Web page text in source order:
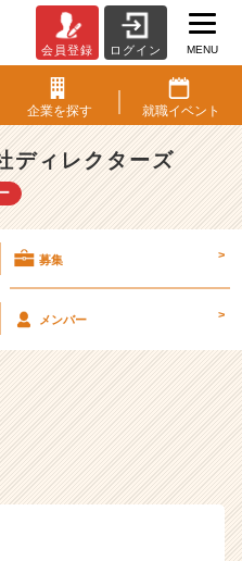
会員登録 ログイン MENU
企業を探す 就職イベント
ディレクターズ
募集 >
メンバー >